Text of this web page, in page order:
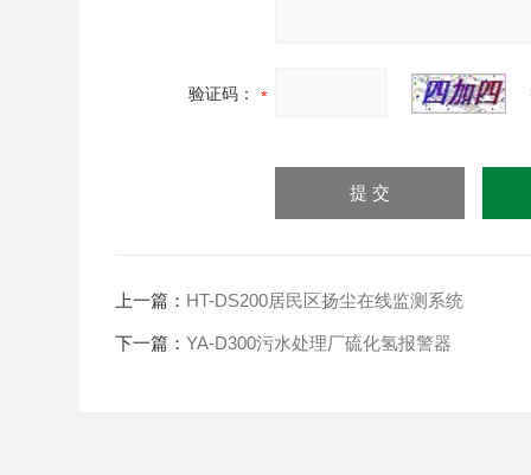
验证码：
上一篇： HT-DS200居民区扬尘在线监测系统
下一篇：YA-D300污水处理厂硫化氢报警器